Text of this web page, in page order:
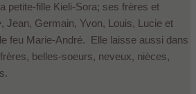
petite-fille Kieli-Sora; ses frères et
Jean, Germain, Yvon, Louis, Lucie et
feu Marie-André. Elle laisse aussi dans
belles-soeurs, neveux, nièces,